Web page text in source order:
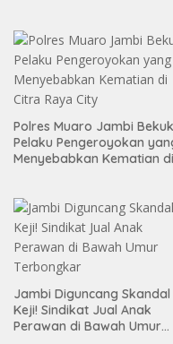
Polres Muaro Jambi Bekuk
Pelaku Pengeroyokan
Menyebabkan Kematian di
Jambi Diguncang Skandal
Keji! Sindikat Jual Anak
Perawan di Bawah Umur